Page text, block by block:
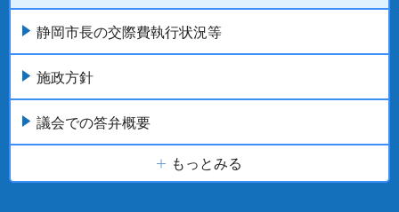
静岡市長の交際費執行状況等
施政方針
議会での答弁概要
もっとみる